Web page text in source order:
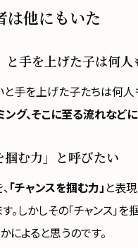
は他にもいた
と手を上げた子は何人
手を上げた子たちは何人
グ、そこに至る流れなど
掴む力」と呼びたい
「チャンスを掴む力」 と表
。しかしその「チャンス」
によると思うのです。